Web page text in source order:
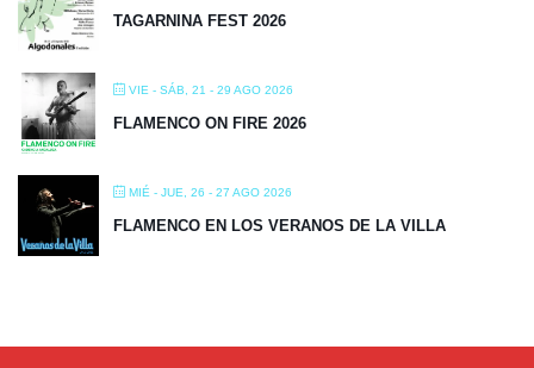
TAGARNINA FEST 2026
VIE - SÁB, 21 - 29 AGO 2026
FLAMENCO ON FIRE 2026
MIÉ - JUE, 26 - 27 AGO 2026
FLAMENCO EN LOS VERANOS DE LA VILLA